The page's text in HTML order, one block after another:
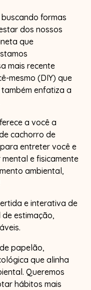
formas
dos nossos
que
mais recente
mesmo (DIY) que
enfatiza a
a você a
cachorro de
entreter você e
e fisicamente
ambiental,
e interativa de
estimação,
papelão,
que alinha
Queremos
hábitos mais